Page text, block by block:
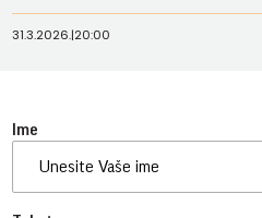
31.3.2026.|20:00
Ime